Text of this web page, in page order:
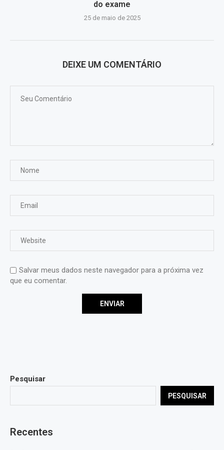
do exame
25 de maio de 2025
DEIXE UM COMENTÁRIO
Salvar meus dados neste navegador para a próxima vez
que eu comentar.
Pesquisar
PESQUISAR
Recentes